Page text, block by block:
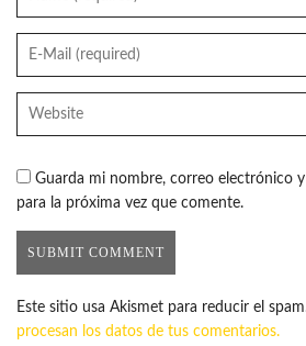
Guarda mi nombre, correo electrónico
para la próxima vez que comente.
Este sitio usa Akismet para reducir el
procesan los datos de tus comentarios.